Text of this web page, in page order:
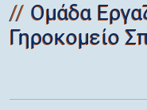
Ομάδα
Γηροκομείο